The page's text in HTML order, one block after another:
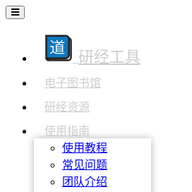
研经工具
电子图书馆
研经资源
使用指南
使用教程
常见问题
团队介绍